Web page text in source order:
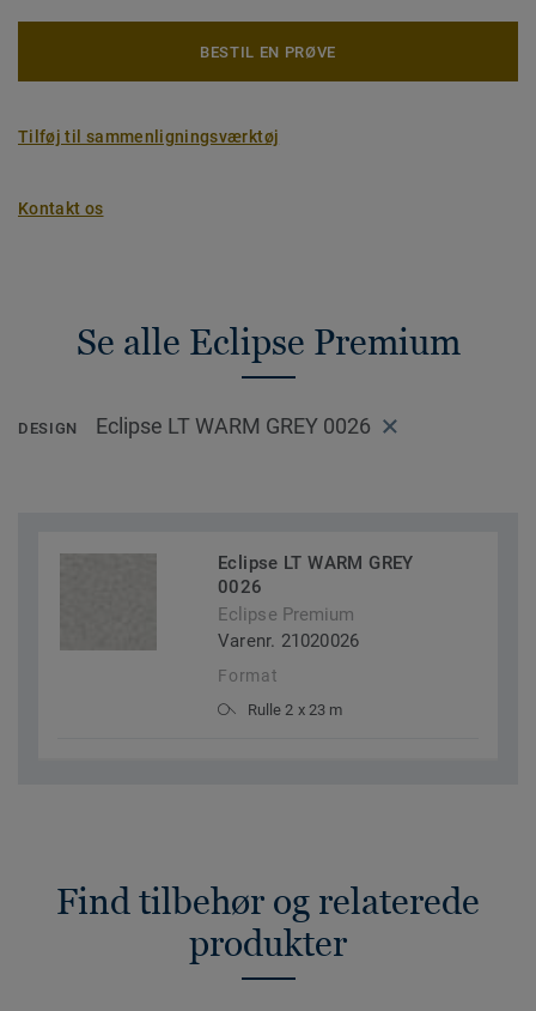
BESTIL EN PRØVE
Tilføj til sammenligningsværktøj
Kontakt os
Se alle Eclipse Premium
DESIGN Eclipse LT WARM GREY 0026
Eclipse LT WARM GREY
0026
Eclipse Premium
Varenr. 21020026
Format
Rulle 2 x 23 m
Find tilbehør og relaterede
produkter